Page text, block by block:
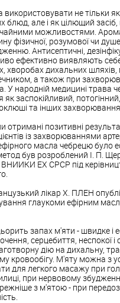
не тільки
блюд, але і як цілющий
можливостями.
фізичної, розумової чи
Антисептичні,
ефективно виявляють
хворобах дихальних
а також при
У народній медицині трава
заспокійливий,
та інших
отримані позитивні
із захворюваннями
масла чебрецю було
був розроблений І. П.
ЕХ СРСР під
лікар X. ПЛЕН
глаукоми ефірним
запах м'яти - швидке і
серцебиття, неспокої і
дію на дихальну,
кровообігу. М'яту можна з
для легкого масажу при
при нервовому
з м'ятою - при